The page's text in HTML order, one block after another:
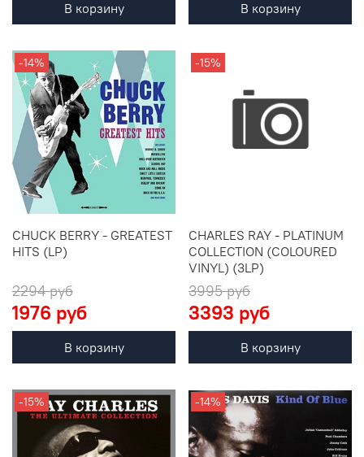
В корзину В корзину
-14%
CHUCK BERRY - GREATEST
HITS (LP)
2294 руб
1976 руб
В корзину
-15%
CHARLES RAY - PLATINUM
COLLECTION (COLOURED
VINYL) (3LP)
3995 руб
3393 руб
В корзину
-15% -14%